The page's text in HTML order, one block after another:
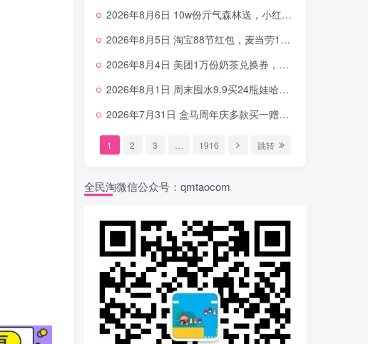
2026年8月6日 10w份亓气森林送，小红书12元无门槛，中行电费30-10，0元柠檬水+0撸汉堡等
2026年8月5日 淘宝88节红包，麦当劳150万份柠檬水，三万份瑞幸免单，霸王9万份0.01券等
2026年8月4日 美团1万份奶茶兑换券，农行5E卡，中行支付超给利，美团领18个冰激凌，小米每天领2-6元等等
2026年8月1日 周末囤水9.9买24瓶娃哈哈，建行100元京东券，移动5元话费，麦当劳甜筒，交行立减金等
2026年7月31日 盒马周年庆多款买一赠一，饿了么拆红包，建行30立减金，农行领10元刷卡金等
1 2 3 1916 跳转
全民淘微信公众号：qmtaocom